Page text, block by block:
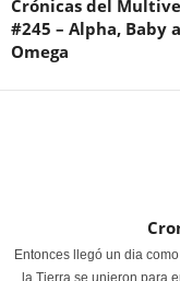
Crónicas del
#245 – Alpha, Baby
Omega
Entonces llegó un dia
la Tierra se unieron para